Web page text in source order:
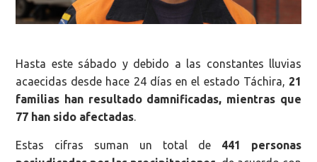
Hasta este sábado y debido a las constantes lluvias
acaecidas desde hace 24 días en el estado Táchira, 21
familias han resultado damnificadas, mientras que
77 han sido afectadas.
Estas cifras suman un total de 441 personas